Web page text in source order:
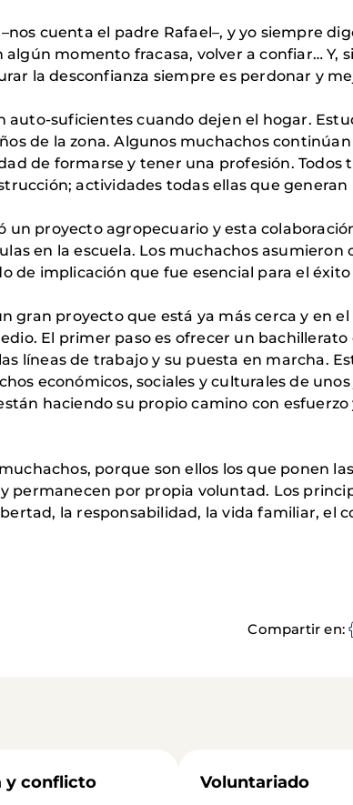
cuenta el padre Rafael–, y yo siempre
momento fracasa, volver a confiar… Y,
la desconfianza siempre es perdonar y
auto-suficientes cuando dejen el hogar.
de la zona. Algunos muchachos continúan
de formarse y tener una profesión. Todos
actividades todas ellas que generan
un proyecto agropecuario y esta
en la escuela. Los muchachos asumieron
de implicación que fue esencial para el éxito
gran proyecto que está ya más cerca y en
El primer paso es ofrecer un bachillerato
líneas de trabajo y su puesta en marcha.
económicos, sociales y culturales de
haciendo su propio camino con esfuerzo
porque son ellos los que ponen
permanecen por propia voluntad. Los
la responsabilidad, la vida familiar, el
Compartir en
y conflicto
Voluntariado